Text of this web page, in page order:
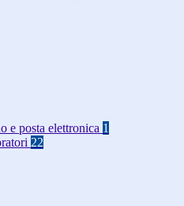
e posta elettronica 1
22